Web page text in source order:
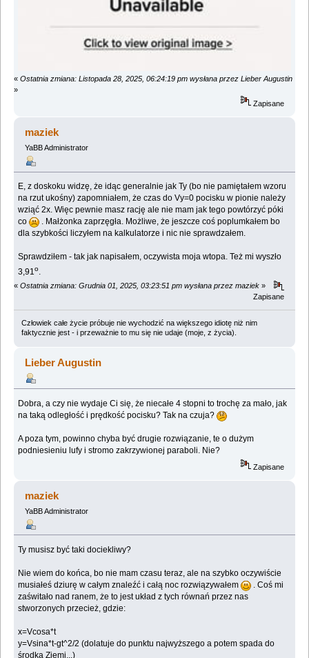
« Ostatnia zmiana: Listopada 28, 2025, 06:24:19 pm wysłana przez Lieber Augustin
»
Zapisane
maziek
YaBB Administrator
E, z doskoku widzę, że idąc generalnie jak Ty (bo nie pamiętałem wzoru
na rzut ukośny) zapomniałem, że czas do Vy=0 pocisku w pionie należy
wziąć 2x. Więc pewnie masz rację ale nie mam jak tego powtórzyć póki
co
. Małżonka zaprzęgła. Możliwe, że jeszcze coś poplumkałem bo
dla szybkości liczyłem na kalkulatorze i nic nie sprawdzałem.
Sprawdziłem - tak jak napisałem, oczywista moja wtopa. Też mi wyszło
3,91o.
« Ostatnia zmiana: Grudnia 01, 2025, 03:23:51 pm wysłana przez maziek »
Zapisane
Człowiek całe życie próbuje nie wychodzić na większego idiotę niż nim
faktycznie jest - i przeważnie to mu się nie udaje (moje, z życia).
Lieber Augustin
Dobra, a czy nie wydaje Ci się, że niecałe 4 stopni to trochę za mało, jak
na taką odległość i prędkość pocisku? Tak na czuja?
A poza tym, powinno chyba być drugie rozwiązanie, te o dużym
podniesieniu lufy i stromo zakrzywionej paraboli. Nie?
Zapisane
maziek
YaBB Administrator
Ty musisz być taki dociekliwy?
Nie wiem do końca, bo nie mam czasu teraz, ale na szybko oczywiście
musiałeś dziurę w całym znaleźć i całą noc rozwiązywałem
. Coś mi
zaświtało nad ranem, że to jest układ z tych równań przez nas
stworzonych przecież, gdzie:
x=Vcosa*t
y=Vsina*t-gt^2/2 (dolatuje do punktu najwyższego a potem spada do
środka Ziemi...)